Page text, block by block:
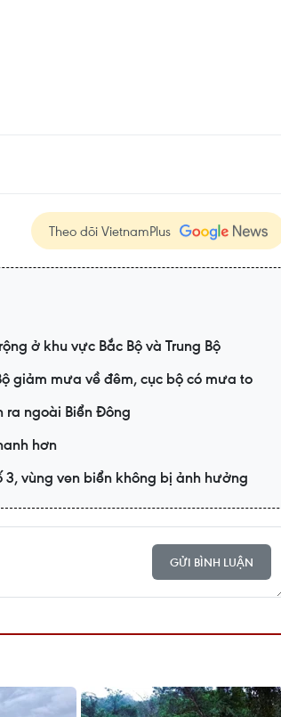
Theo dõi VietnamPlus
ở khu vực Bắc Bộ và Trung Bộ
giảm mưa về đêm, cục bộ có mưa to
ra ngoài Biển Đông
hơn
vùng ven biển không bị ảnh hưởng
GỬI BÌNH LUẬN